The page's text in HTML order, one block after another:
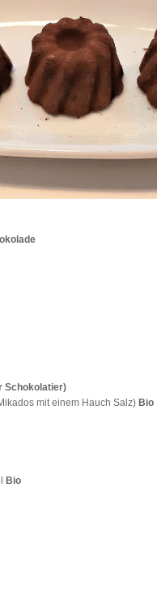
Schokolatier)
mit einem Hauch Salz) Bio
Bio